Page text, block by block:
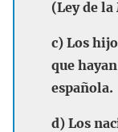
(Ley de
c) Los
que
española.
d) Los